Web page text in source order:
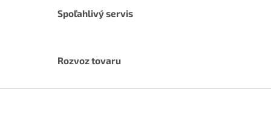
Spoľahlivý servis
Rozvoz tovaru